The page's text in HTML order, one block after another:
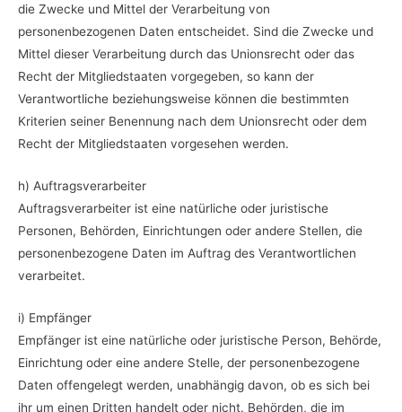
die Zwecke und Mittel der Verarbeitung von
personenbezogenen Daten entscheidet. Sind die Zwecke und
Mittel dieser Verarbeitung durch das Unionsrecht oder das
Recht der Mitgliedstaaten vorgegeben, so kann der
Verantwortliche beziehungsweise können die bestimmten
Kriterien seiner Benennung nach dem Unionsrecht oder dem
Recht der Mitgliedstaaten vorgesehen werden.
h) Auftragsverarbeiter
Auftragsverarbeiter ist eine natürliche oder juristische
Personen, Behörden, Einrichtungen oder andere Stellen, die
personenbezogene Daten im Auftrag des Verantwortlichen
verarbeitet.
i) Empfänger
Empfänger ist eine natürliche oder juristische Person, Behörde,
Einrichtung oder eine andere Stelle, der personenbezogene
Daten offengelegt werden, unabhängig davon, ob es sich bei
ihr um einen Dritten handelt oder nicht. Behörden, die im